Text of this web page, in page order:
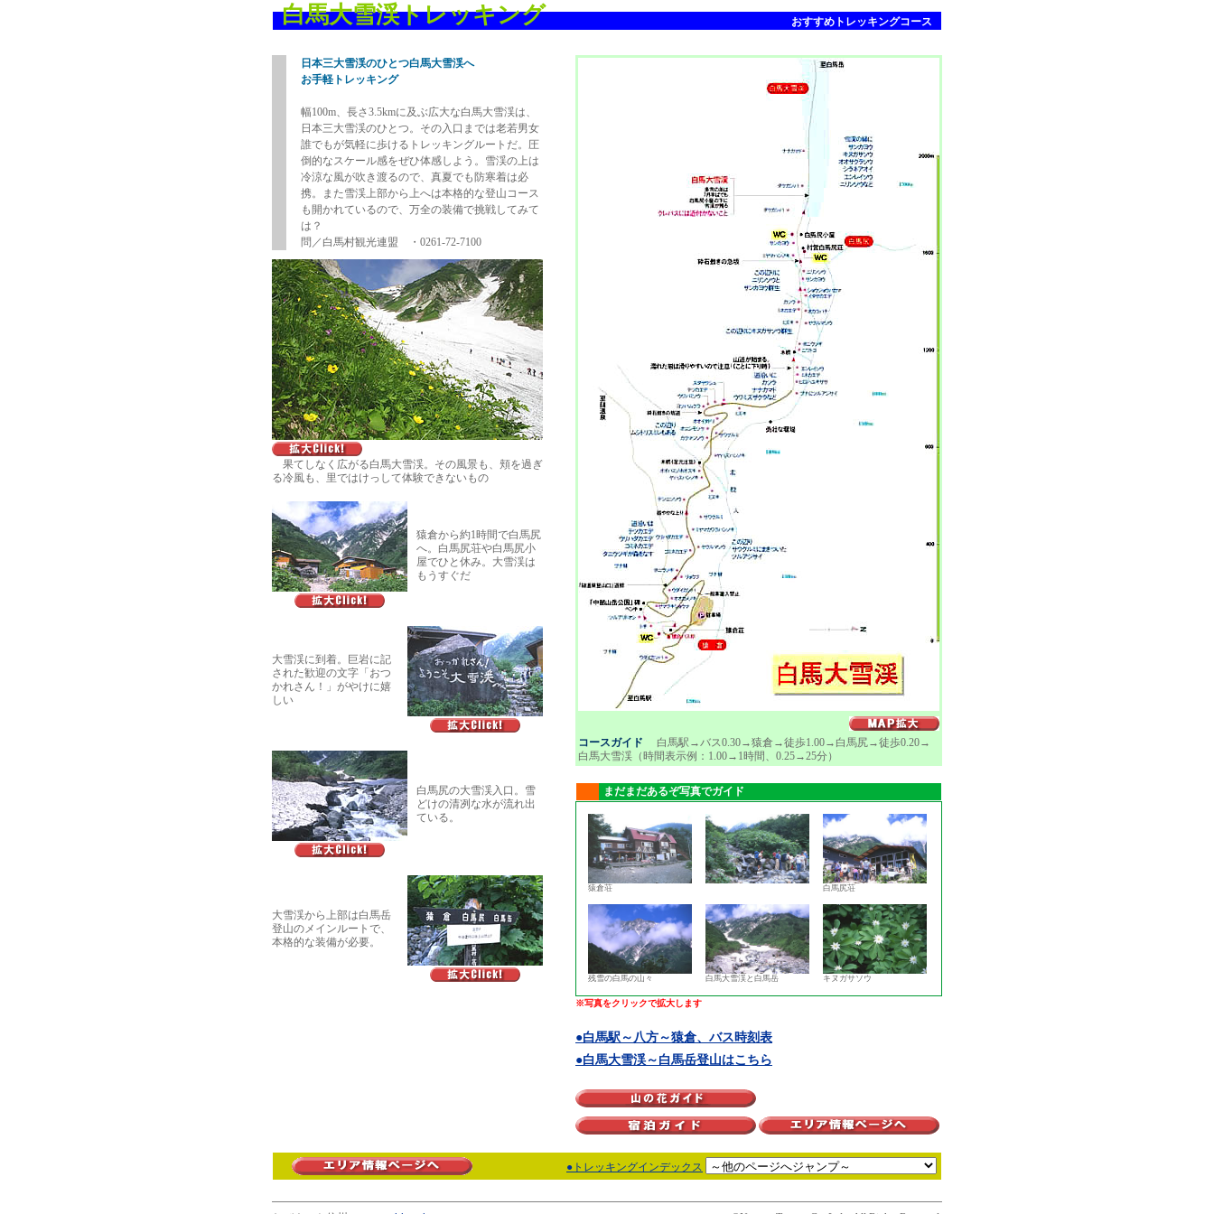
白馬大雪渓トレッキング おすすめトレッキングコース
日本三大雪渓のひとつ白馬大雪渓へ
お手軽トレッキング
幅100m、長さ3.5kmに及ぶ広大な白馬大雪渓は、
日本三大雪渓のひとつ。その入口までは老若男女
誰でもが気軽に歩けるトレッキングルートだ。圧
倒的なスケール感をぜひ体感しよう。雪渓の上は
冷涼な風が吹き渡るので、真夏でも防寒着は必
携。また雪渓上部から上へは本格的な登山コース
も開かれているので、万全の装備で挑戦してみて
は？
問／白馬村観光連盟 ・0261-72-7100
コースガイド
白馬駅→バス0.30→猿倉→徒歩1.00→白馬尻→徒歩0.20→
白馬大雪渓（時間表示例：1.00→1時間、0.25→25分）
まだまだあるぞ写真でガイド
猿倉荘 白馬尻荘
残雪の白馬の山々 白馬大雪渓と白馬岳 キヌガサソウ
※写真をクリックで拡大します
●白馬駅～八方～猿倉、バス時刻表
●白馬大雪渓～白馬岳登山はこちら
果てしなく広がる白馬大雪渓。その風景も、頬を過ぎ
る冷風も、里ではけっして体験できないもの
猿倉から約1時間で白馬尻
へ。白馬尻荘や白馬尻小
屋でひと休み。大雪渓は
もうすぐだ
大雪渓に到着。巨岩に記
された歓迎の文字「おつ
かれさん！」がやけに嬉
しい
白馬尻の大雪渓入口。雪
どけの清冽な水が流れ出
ている。
大雪渓から上部は白馬岳
登山のメインルートで、
本格的な装備が必要。
●トレッキングインデックス